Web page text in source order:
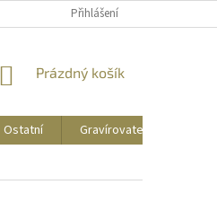
CENY DOPRAVYPřihlášení
NÁKUPNÍ
Prázdný košík
Ostatní Gravírovatelné